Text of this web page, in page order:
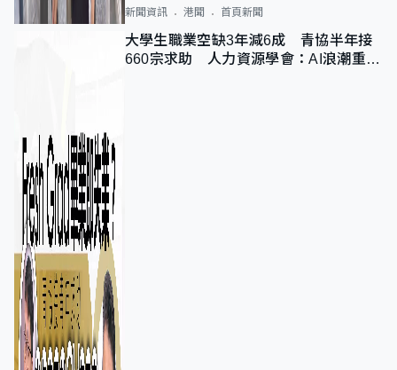
新聞資訊 港聞 首頁新聞
大學生職業空缺3年減6成 青協半年接
660宗求助 人力資源學會：AI浪潮重整